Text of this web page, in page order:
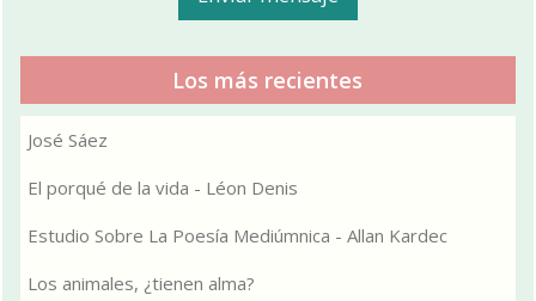
Los más recientes
José Sáez
El porqué de la vida - Léon Denis
Estudio Sobre La Poesía Mediúmnica - Allan Kardec
Los animales, ¿tienen alma?